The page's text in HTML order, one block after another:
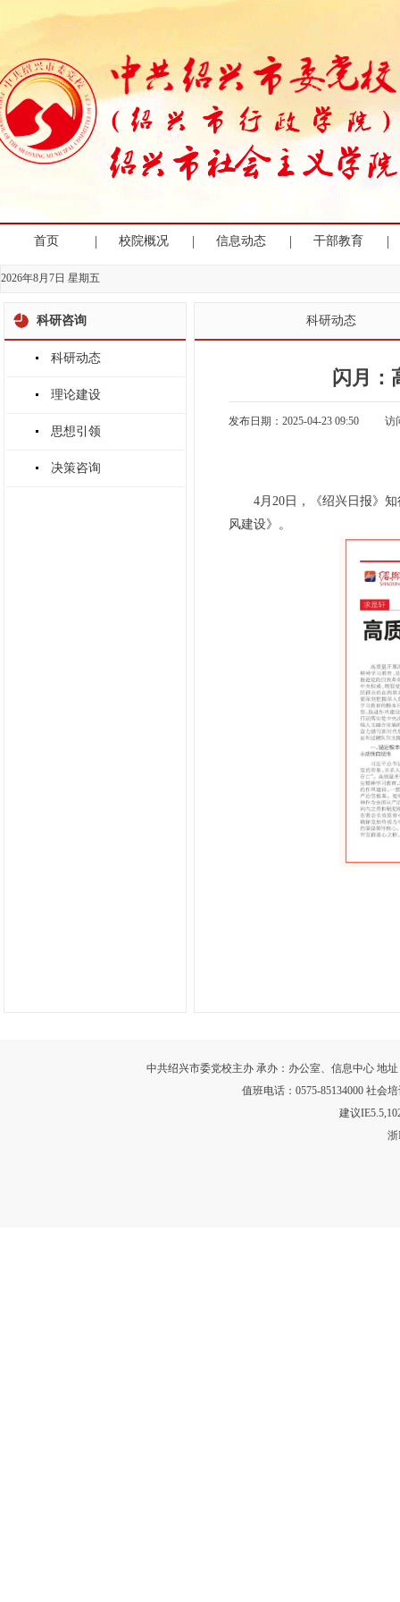
首页 | 校院概况 | 信息动态 | 干部教育 |
2026年8月7日 星期五
科研咨询
科研动态
理论建设
思想引领
决策咨询
科研动态
闪月：
发布日期：2025-04-23 09:50 访
4月20日，《绍兴日报》
风建设》。
中共绍兴市委党校主办 承办：办公室、信息中心 地
值班电话：0575-85134000 社会
建议
浙